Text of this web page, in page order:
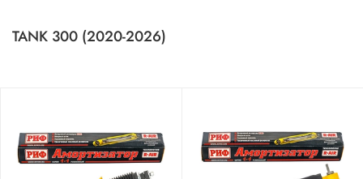
TANK 300 (2020-2026)